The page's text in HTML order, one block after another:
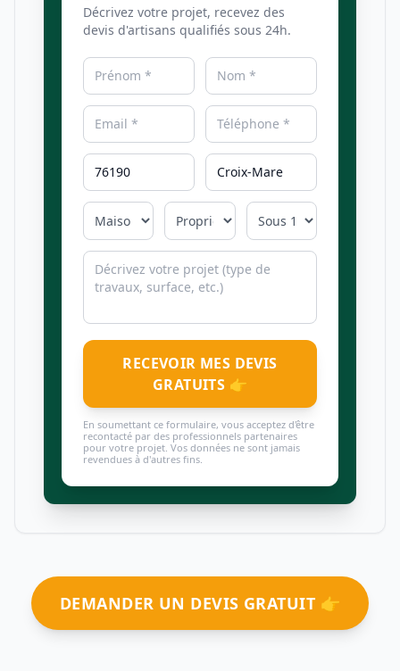
Décrivez votre projet, recevez des
devis d'artisans qualifiés sous 24h.
RECEVOIR MES DEVIS
GRATUITS 👉
En soumettant ce formulaire, vous acceptez d'être
recontacté par des professionnels partenaires
pour votre projet. Vos données ne sont jamais
revendues à d'autres fins.
DEMANDER UN DEVIS GRATUIT 👉